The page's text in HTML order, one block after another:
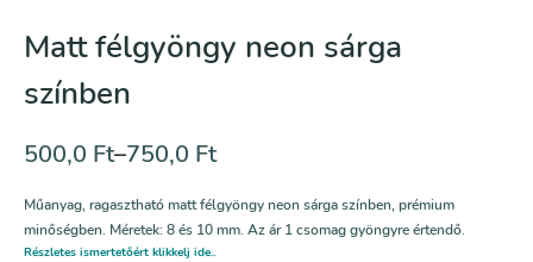
Matt félgyöngy neon sárga
színben
500,0 Ft–750,0 Ft
Műanyag, ragasztható matt félgyöngy neon sárga színben, prémium
minőségben. Méretek: 8 és 10 mm. Az ár 1 csomag gyöngyre értendő.
Részletes ismertetőért klikkelj ide..